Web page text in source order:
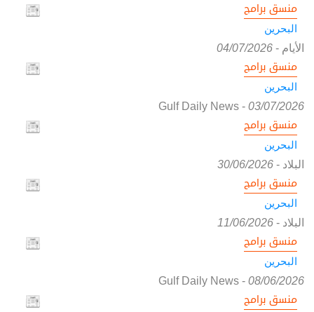
منسق برامج
البحرين
الأيام -
04/07/2026
منسق برامج
البحرين
Gulf Daily News- 03/07/2026
منسق برامج
البحرين
البلاد -
30/06/2026
منسق برامج
البحرين
البلاد -
11/06/2026
منسق برامج
البحرين
Gulf Daily News- 08/06/2026
منسق برامج